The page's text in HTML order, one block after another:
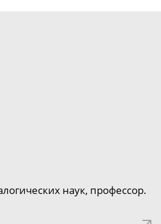
наук, профессор.